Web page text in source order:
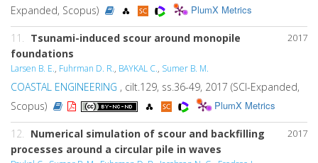
Expanded, Scopus)
PlumX Metrics
2017
11. Tsunami-induced scour around monopile
foundations
Larsen B. E., Fuhrman D. R., BAYKAL C., Sumer B. M.
COASTAL ENGINEERING , cilt.129, ss.36-49, 2017 (SCI-Expanded,
Scopus)
PlumX Metrics
2017
12. Numerical simulation of scour and backfilling
processes around a circular pile in waves